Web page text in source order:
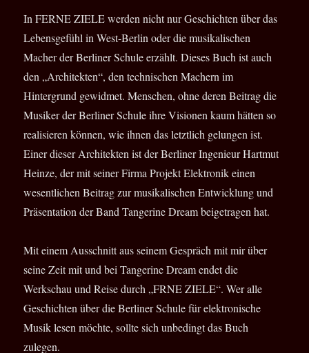
In FERNE ZIELE werden nicht nur Geschichten über das
Lebensgefühl in West-Berlin oder die musikalischen
Macher der Berliner Schule erzählt. Dieses Buch ist auch
den „Architekten“, den technischen Machern im
Hintergrund gewidmet. Menschen, ohne deren Beitrag die
Musiker der Berliner Schule ihre Visionen kaum hätten so
realisieren können, wie ihnen das letztlich gelungen ist.
Einer dieser Architekten ist der Berliner Ingenieur Hartmut
Heinze, der mit seiner Firma Projekt Elektronik einen
wesentlichen Beitrag zur musikalischen Entwicklung und
Präsentation der Band Tangerine Dream beigetragen hat.
Mit einem Ausschnitt aus seinem Gespräch mit mir über
seine Zeit mit und bei Tangerine Dream endet die
Werkschau und Reise durch „FRNE ZIELE“. Wer alle
Geschichten über die Berliner Schule für elektronische
Musik lesen möchte, sollte sich unbedingt das Buch
zulegen.